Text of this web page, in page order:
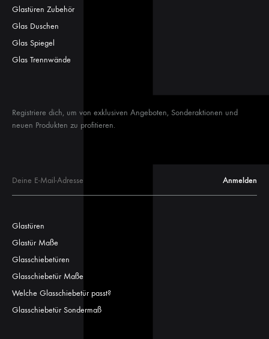
Glastüren Zubehör
Glas Duschen
Glas Spiegel
Glas Trennwände
Registriere dich, um von exklusiven Angeboten, Sonderaktionen und
neuen Produkten zu profitieren.
Glastüren
Glastür Maße
Glasschiebetüren
Glasschiebetür Maße
Welche Glasschiebetür passt?
Glasschiebetür Sondermaß